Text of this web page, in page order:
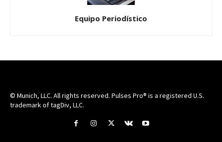
Equipo Periodístico
© Munich, LLC. All rights reserved. Pulses Pro® is a registered U.S.
trademark of tagDiv, LLC.